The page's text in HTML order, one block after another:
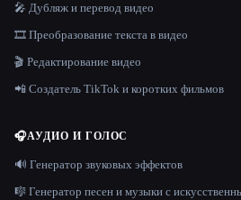
🎤 Дубляж и перевод видео
🎞️ Преобразование текста в видео
🎬 Редактирование видео
📲 Создатель TikTok и коротких фильмов
🎧АУДИО И ГОЛОС
🔊 Генератор звуковых эффектов
🎼 Генератор песен и музыки с